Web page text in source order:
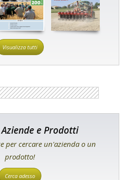
Visualizza tutti
e Prodotti
per cercare un'azienda o un
prodotto!
Cerca adesso